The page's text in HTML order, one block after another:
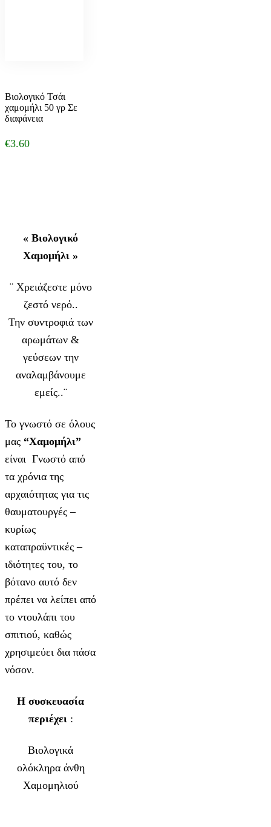
Βιολογικό Τσάι
χαμομήλι 50 γρ Σε
διαφάνεια
€3.60
« Βιολογικό
Χαμομήλι »
¨ Χρειάζεστε μόνο
ζεστό νερό..
Την συντροφιά των
αρωμάτων &
γεύσεων την
αναλαμβάνουμε
εμείς..¨
Το γνωστό σε όλους
μας “Χαμομήλι”
είναι Γνωστό από
τα χρόνια της
αρχαιότητας για τις
θαυματουργές –
κυρίως
καταπραϋντικές –
ιδιότητες του, το
βότανο αυτό δεν
πρέπει να λείπει από
το ντουλάπι του
σπιτιού, καθώς
χρησιμεύει δια πάσα
νόσον.
Η συσκευασία
περιέχει :
Βιολογικά
ολόκληρα άνθη
Χαμομηλιού